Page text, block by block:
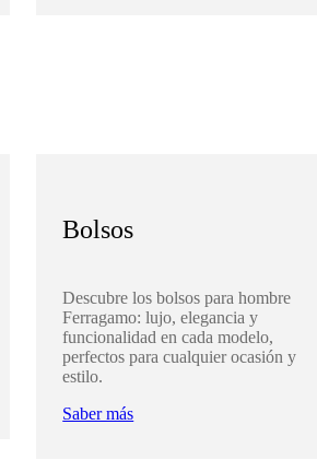
Bolsos
Descubre los bolsos para hombre
Ferragamo: lujo, elegancia y
funcionalidad en cada modelo,
perfectos para cualquier ocasión y
estilo.
Saber más